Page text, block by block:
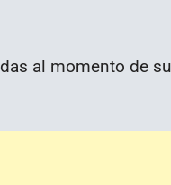
al momento de